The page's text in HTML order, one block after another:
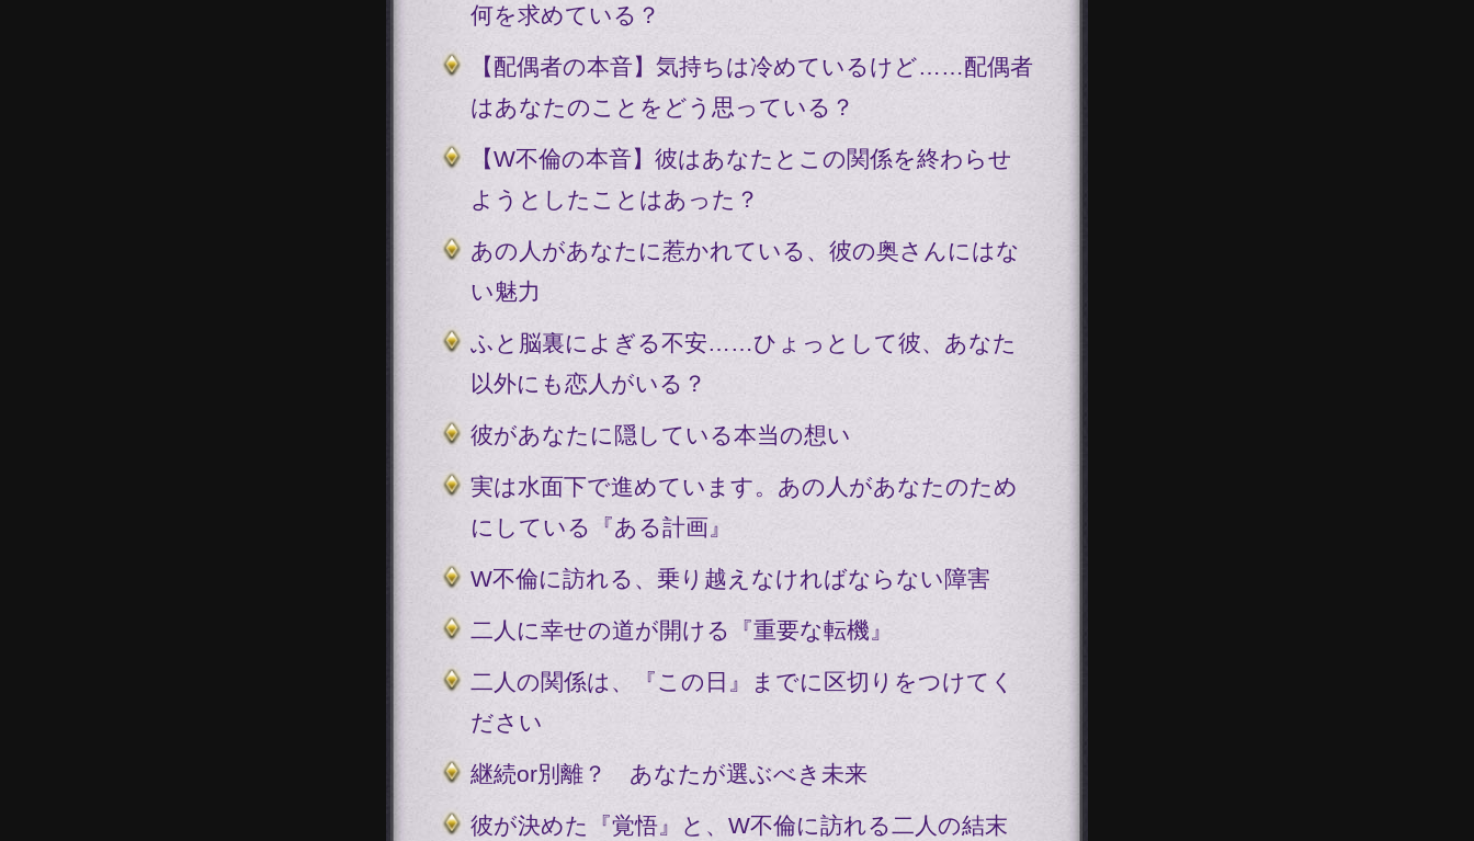
何を求めている？
【配偶者の本音】気持ちは冷めているけど……配偶者
はあなたのことをどう思っている？
【W不倫の本音】彼はあなたとこの関係を終わらせ
ようとしたことはあった？
あの人があなたに惹かれている、彼の奥さんにはな
い魅力
ふと脳裏によぎる不安……ひょっとして彼、あなた
以外にも恋人がいる？
彼があなたに隠している本当の想い
実は水面下で進めています。あの人があなたのため
にしている『ある計画』
W不倫に訪れる、乗り越えなければならない障害
二人に幸せの道が開ける『重要な転機』
二人の関係は、『この日』までに区切りをつけてく
ださい
継続or別離？ あなたが選ぶべき未来
彼が決めた『覚悟』と、W不倫に訪れる二人の結末